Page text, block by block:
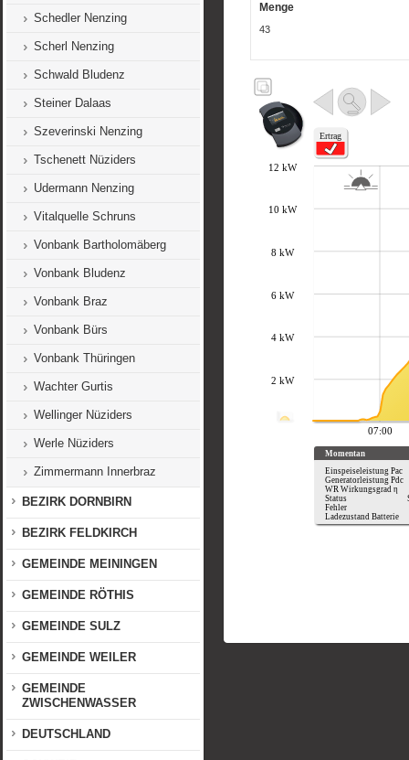
Schedler Nenzing
Scherl Nenzing
Schwald Bludenz
Steiner Dalaas
Szeverinski Nenzing
Tschenett Nüziders
Udermann Nenzing
Vitalquelle Schruns
Vonbank Bartholomäberg
Vonbank Bludenz
Vonbank Braz
Vonbank Bürs
Vonbank Thüringen
Wachter Gurtis
Wellinger Nüziders
Werle Nüziders
Zimmermann Innerbraz
BEZIRK DORNBIRN
BEZIRK FELDKIRCH
GEMEINDE MEININGEN
GEMEINDE RÖTHIS
GEMEINDE SULZ
GEMEINDE WEILER
GEMEINDE
ZWISCHENWASSER
DEUTSCHLAND
Menge
43